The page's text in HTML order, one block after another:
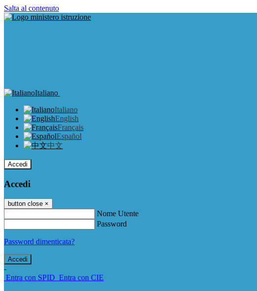
Salta al contenuto
Italiano
Italiano
English
Français
Español
中文
Accedi
Accedi
button close ×
Nome Utente
Password
Password dimenticata?
-
Entra con SPID Entra con CIE